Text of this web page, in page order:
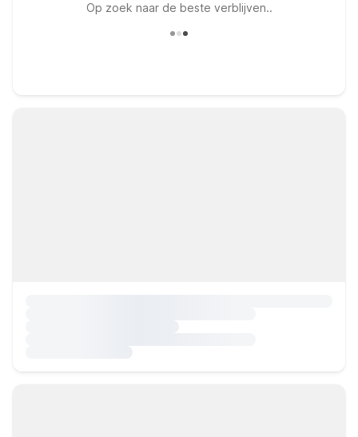
Op zoek naar de beste verblijven..